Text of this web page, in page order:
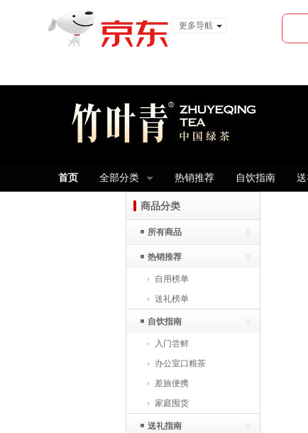
更多导航
首页 全部分类 热销推荐 自饮指南
商品分类
所有商品
热销推荐
自用榜单
送礼榜单
自饮指南
入门尝鲜
办公室口粮茶
差旅便携
家庭囤货
送礼指南